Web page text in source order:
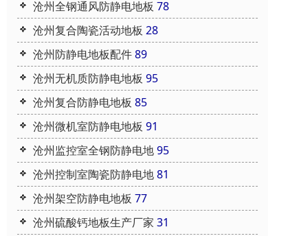
沧州全钢通风防静电地板 78
沧州复合陶瓷活动地板 28
沧州防静电地板配件89
沧州无机质防静电地板 95
沧州复合防静电地板 85
沧州微机室防静电地板 91
沧州监控室全钢防静电地95
沧州控制室陶瓷防静电地81
沧州架空防静电地板 77
沧州硫酸钙地板生产厂家 31